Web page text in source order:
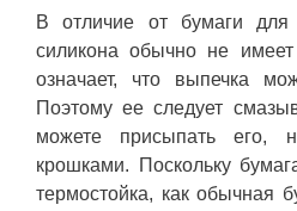
В отличие от бумаги для
силикона обычно не
означает, что выпечка
Поэтому ее следует
можете присыпать его,
крошками. Поскольку
термостойка, как обычная